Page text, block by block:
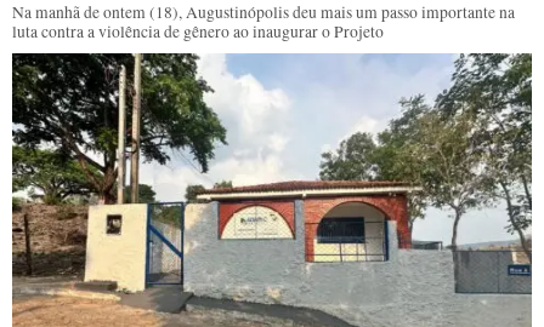
Na manhã de ontem (18), Augustinópolis deu mais um passo importante na
luta contra a violência de gênero ao inaugurar o Projeto